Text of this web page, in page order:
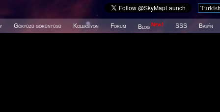
Gökyüzü görüntüsü Koleksiyon Forum Blog New! SSS Basýn